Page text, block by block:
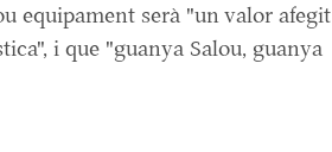
equipament serà "un valor afegit
i que "guanya Salou, guanya